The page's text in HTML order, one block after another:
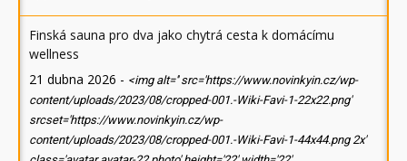
Finská sauna pro dva jako chytrá cesta k domácímu
wellness
21 dubna 2026 - <img alt='' src='https://www.novinkyin.cz/wp-
content/uploads/2023/08/cropped-001.-Wiki-Favi-1-22x22.png'
srcset='https://www.novinkyin.cz/wp-
content/uploads/2023/08/cropped-001.-Wiki-Favi-1-44x44.png 2x'